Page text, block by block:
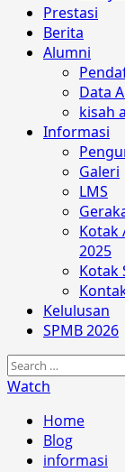
Prestasi
Berita
Alumni
Data
kisah
Informasi
Galeri
LMS
Kotak
2025
Kotak
Kelulusan
SPMB 2026
Search
for:
Watch
Home
Blog
informasi